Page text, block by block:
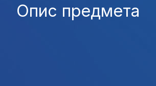
Опис предмета